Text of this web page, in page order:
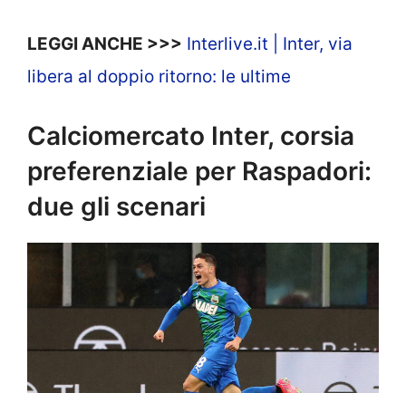
LEGGI ANCHE >>> Interlive.it | Inter, via
libera al doppio ritorno: le ultime
Calciomercato Inter, corsia
preferenziale per Raspadori:
due gli scenari